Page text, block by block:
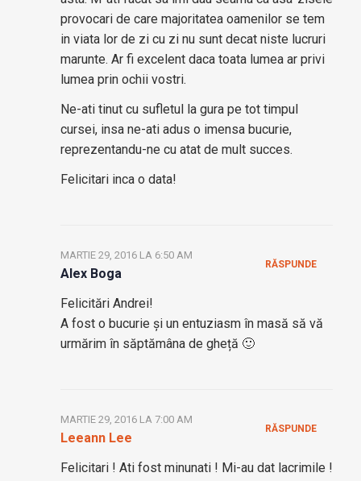
provocari de care majoritatea oamenilor se tem
in viata lor de zi cu zi nu sunt decat niste lucruri
marunte. Ar fi excelent daca toata lumea ar privi
lumea prin ochii vostri.
Ne-ati tinut cu sufletul la gura pe tot timpul
cursei, insa ne-ati adus o imensa bucurie,
reprezentandu-ne cu atat de mult succes.
Felicitari inca o data!
Alex Boga
MARTIE 29, 2016 LA 6:50 AM
Felicitări Andrei!
A fost o bucurie și un entuziasm în masă să vă
urmărim în săptămâna de gheță 🙂
RĂSPUNDE
Leeann Lee
MARTIE 29, 2016 LA 7:00 AM
Felicitari ! Ati fost minunati ! Mi-au dat lacrimile !
RĂSPUNDE